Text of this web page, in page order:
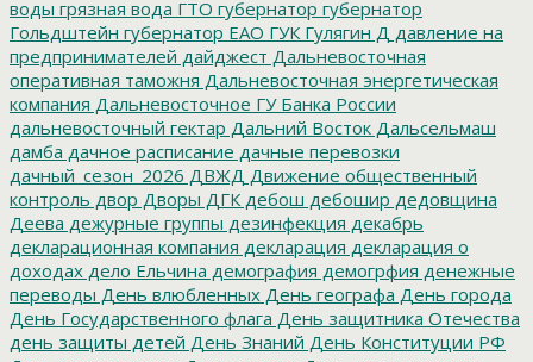
воды грязная вода ГТО губернатор губернатор
Гольдштейн губернатор ЕАО ГУК Гулягин Д давление на
предпринимателей дайджест Дальневосточная
оперативная таможня Дальневосточная энергетическая
компания Дальневосточное ГУ Банка России
дальневосточный гектар Дальний Восток Дальсельмаш
дамба дачное расписание дачные перевозки
дачный_сезон_2026 ДВЖД Движение общественный
контроль двор Дворы ДГК дебош дебошир дедовщина
Деева дежурные группы дезинфекция декабрь
декларационная компания декларация декларация о
доходах дело Ельчина демография демогрфия денежные
переводы День влюбленных День географа День города
День Государственного флага День защитника Отечества
день защиты детей День Знаний День Конституции РФ